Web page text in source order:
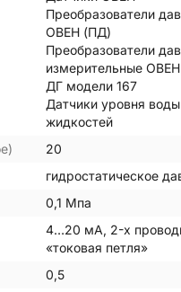
Преобразователи
ОВЕН (ПД)
Преобразователи
измерительные
ДГ модели 167
Датчики уровня
жидкостей
20
гидростатическое
0,1 Мпа
4…20 мА, 2-х
«токовая петля»
0,5